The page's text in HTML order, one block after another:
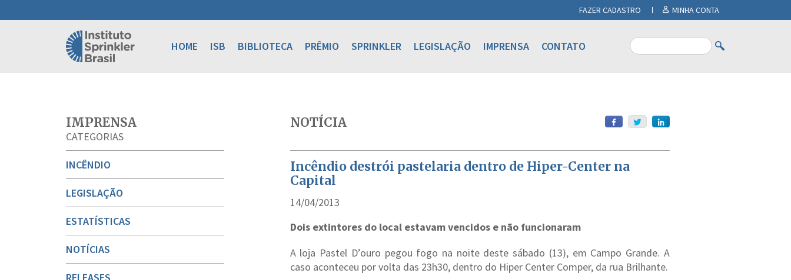
FAZER CADASTRO MINHA CONTA
HOME ISB BIBLIOTECA PRÊMIO SPRINKLER LEGISLAÇÃO IMPRENSA CONTATO
IMPRENSA
CATEGORIAS
INCÊNDIO
LEGISLAÇÃO
ESTATÍSTICAS
NOTÍCIAS
NOTÍCIA
Incêndio destrói pastelaria dentro de Hiper-Center na
Capital
14/04/2013
Dois extintores do local estavam vencidos e não funcionaram
A loja Pastel D’ouro pegou fogo na noite deste sábado (13), em Campo Grande. A
caso aconteceu por volta das 23h30, dentro do Hiper Center Comper, da rua Brilhante.